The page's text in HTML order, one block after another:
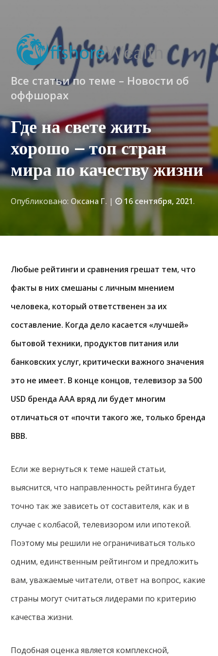
Все статьи по теме – Новости об
оффшорах
Где на свете жить
хорошо – топ стран
мира по качеству жизни
Опубликовано: Оксана Г. | 16 сентября, 2021.
Любые рейтинги и сравнения грешат тем, что
факты в них смешаны с личным мнением
человека, который ответственен за их
составление. Когда дело касается «лучшей»
бытовой техники, продуктов питания или
банковских услуг, критически важного значения
это не имеет. В конце концов, телевизор за 500
USD бренда AAA вряд ли будет многим
отличаться от «почти такого же, только бренда
BBB.
Если же вернуться к теме нашей статьи,
выяснится, что направленность рейтинга будет
точно так же зависеть от составителя, как и в
случае с колбасой, телевизором или ипотекой.
Поэтому мы решили не ограничиваться только
одним, единственным рейтингом и предложить
вам, уважаемые читатели, ответ на вопрос, какие
страны могут считаться лидерами по критерию
качества жизни.
Подобная оценка является комплексной,